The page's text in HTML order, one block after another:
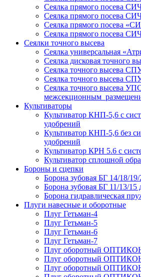
Сеялка прямого посева
Сеялка прямого посева
Сеялка прямого посева
Сеялка прямого посева
Сеялки точного высева
Сеялка универсальная
Сеялка дисковая точного
Сеялка точного высева
Сеялка точного высева
Сеялка точного высева
межсекционным
Культиваторы
Культиватор КНП-5,6 с
удобрений
Культиватор КНП-5,6 без
удобрений
Культиватор КРН 5.6 с
Культиватор сплошной
Бороны и сцепки
Борона зубовая БГ 14/18/
Борона зубовая БГ 11/13/15
Борона гидравлическая
Плуги навесные и оборотные
Плуг Гетьман-4
Плуг Гетьман-5
Плуг Гетьман-6
Плуг Гетьман-7
Плуг оборотный
Плуг оборотный
Плуг оборотный